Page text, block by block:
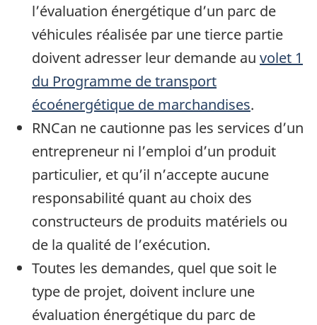
l’évaluation énergétique d’un parc de
véhicules réalisée par une tierce partie
doivent adresser leur demande au volet 1
du Programme de transport
écoénergétique de marchandises.
RNCan ne cautionne pas les services d’un
entrepreneur ni l’emploi d’un produit
particulier, et qu’il n’accepte aucune
responsabilité quant au choix des
constructeurs de produits matériels ou
de la qualité de l’exécution.
Toutes les demandes, quel que soit le
type de projet, doivent inclure une
évaluation énergétique du parc de